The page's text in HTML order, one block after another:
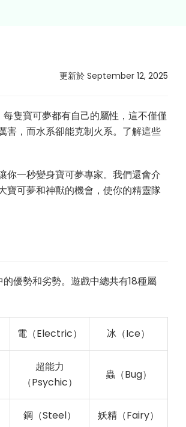
更新於 September 12, 2025
隻寶可夢都有自己的屬性，這不僅僅
害，而水系卻能克制火系。了解這些
你一秒變身寶可夢專家。我們還會介
寶可夢和神獸的機會，使你的精靈隊
優勢和劣勢。遊戲中總共有18種屬
電（Electric） 冰（Ice）
超能力
（Psychic）
蟲（Bug）
鋼（Steel） 妖精（Fairy）